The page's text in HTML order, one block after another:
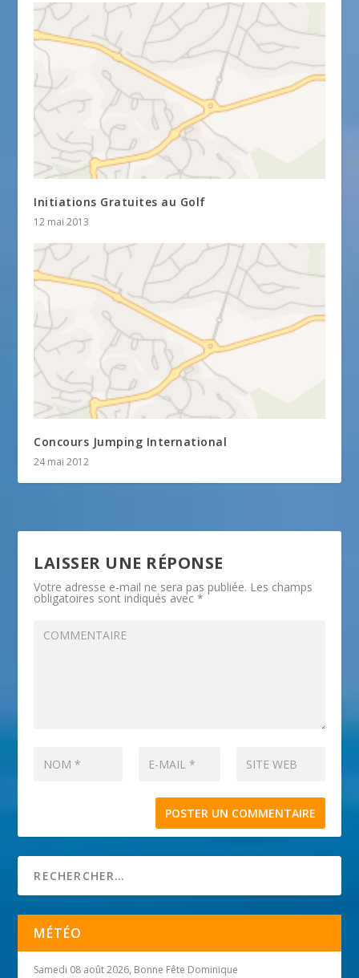
Initiations Gratuites au Golf
12 mai 2013
Concours Jumping International
24 mai 2012
LAISSER UNE RÉPONSE
Votre adresse e-mail ne sera pas publiée. Les champs
obligatoires sont indiqués avec*
MÉTÉO
Samedi 08 août 2026, Bonne Fête Dominique